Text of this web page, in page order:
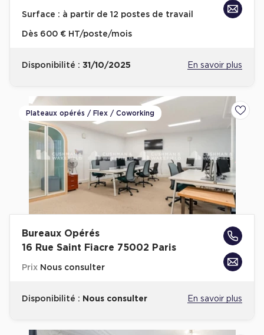
Surface : à partir de 12 postes de travail
Dès 600 € HT/poste/mois
Disponibilité : 31/10/2025 En savoir plus
Plateaux opérés / Flex / Coworking
Bureaux Opérés
16 Rue Saint Fiacre 75002 Paris
Prix Nous consulter
Disponibilité : Nous consulter En savoir plus